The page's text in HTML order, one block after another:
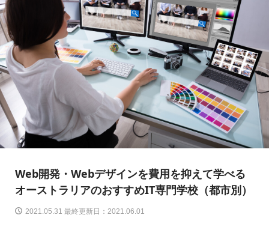
Web開発・Webデザインを費用を抑えて学べる
オーストラリアのおすすめIT専門学校（都市別）
2021.05.31 最終更新日：2021.06.01